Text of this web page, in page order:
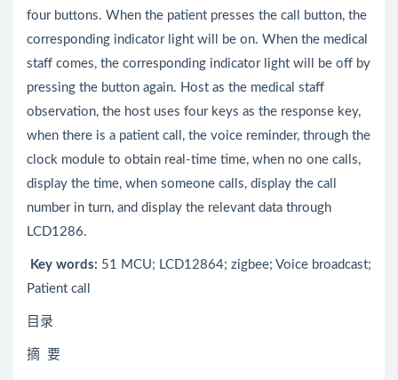
four buttons. When the patient presses the call button, the
corresponding indicator light will be on. When the medical
staff comes, the corresponding indicator light will be off by
pressing the button again. Host as the medical staff
observation, the host uses four keys as the response key,
when there is a patient call, the voice reminder, through the
clock module to obtain real-time time, when no one calls,
display the time, when someone calls, display the call
number in turn, and display the relevant data through
LCD1286.
Key words: 51 MCU; LCD12864; zigbee; Voice broadcast;
Patient call
目录
摘 要